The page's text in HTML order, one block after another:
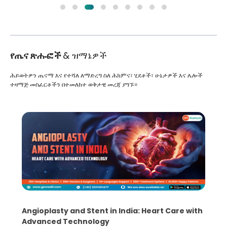
የጤና ጽሑፎች& ዝማኔዎች
ሕይወትዎን ጤናማ እና የተሻለ ለማድረግ ስለ ሕክምና፣ ሂደቶች፣ ሁኔታዎች እና ሌሎች
ተዛማጅ መስፈርቶችን በተመለከተ ወቅታዊ መረጃ ያግኙ።
5 Essential Steps for Effective Human Sperm
Collection and Processing Methods